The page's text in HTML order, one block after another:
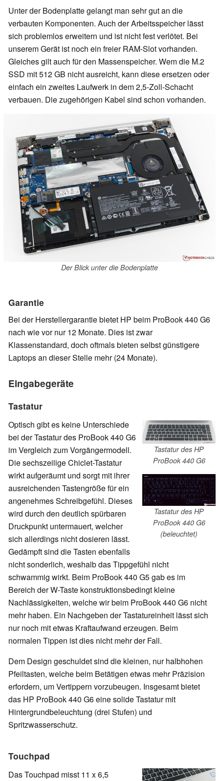
Unter der Bodenplatte gelangt man sehr gut an die
verbauten Komponenten. Auch der Arbeitsspeicher lässt
sich problemlos erweitern und ist nicht fest verlötet. Bei
unserem Gerät ist noch ein freier RAM-Slot vorhanden.
Gleiches gilt auch für den Massenspeicher. Wem die M.2
SSD mit 512 GB nicht ausreicht, kann diese ersetzen oder
einfach ein zweites Laufwerk in dem 2,5-Zoll-Schacht
verbauen. Die zugehörigen Kabel sind schon vorhanden.
Der Blick unter die Bodenplatte
Garantie
Bei der Herstellergarantie bietet HP beim ProBook 440 G6
nach wie vor nur 12 Monate. Dies ist zwar
Klassenstandard, doch oftmals bieten selbst günstigere
Laptops an dieser Stelle mehr (24 Monate).
Eingabegeräte
Tastatur
Tastatur des HP
ProBook 440 G6
Tastatur des HP
ProBook 440 G6
(beleuchtet)
Optisch gibt es keine Unterschiede
bei der Tastatur des ProBook 440 G6
im Vergleich zum Vorgängermodell.
Die sechszeilige Chiclet-Tastatur
wirkt aufgeräumt und sorgt mit ihrer
ausreichenden Tastengröße für ein
angenehmes Schreibgefühl. Dieses
wird durch den deutlich spürbaren
Druckpunkt untermauert, welcher
sich allerdings nicht dosieren lässt.
Gedämpft sind die Tasten ebenfalls
nicht sonderlich, weshalb das Tippgefühl nicht
schwammig wirkt. Beim ProBook 440 G5 gab es im
Bereich der W-Taste konstruktionsbedingt kleine
Nachlässigkeiten, welche wir beim ProBook 440 G6 nicht
mehr haben. Ein Nachgeben der Tastatureinheit lässt sich
nur noch mit etwas Kraftaufwand erzeugen. Beim
normalen Tippen ist dies nicht mehr der Fall.
Dem Design geschuldet sind die kleinen, nur halbhohen
Pfeiltasten, welche beim Betätigen etwas mehr Präzision
erfordern, um Vertippern vorzubeugen. Insgesamt bietet
das HP ProBook 440 G6 eine solide Tastatur mit
Hintergrundbeleuchtung (drei Stufen) und
Spritzwasserschutz.
Touchpad
Das Touchpad misst 11 x 6,5